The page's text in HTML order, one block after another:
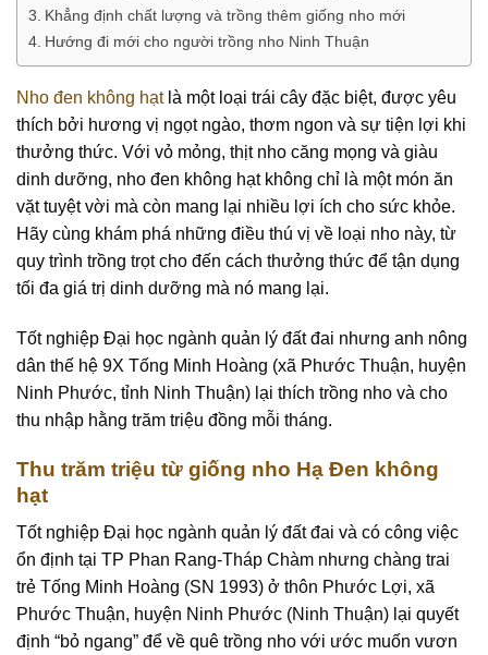
Khẳng định chất lượng và trồng thêm giống nho mới
Hướng đi mới cho người trồng nho Ninh Thuận
Nho đen không hạtlà một loại trái cây đặc biệt, được yêu
thích bởi hương vị ngọt ngào, thơm ngon và sự tiện lợi khi
thưởng thức. Với vỏ mỏng, thịt nho căng mọng và giàu
dinh dưỡng, nho đen không hạt không chỉ là một món ăn
vặt tuyệt vời mà còn mang lại nhiều lợi ích cho sức khỏe.
Hãy cùng khám phá những điều thú vị về loại nho này, từ
quy trình trồng trọt cho đến cách thưởng thức để tận dụng
tối đa giá trị dinh dưỡng mà nó mang lại.
Tốt nghiệp Đại học ngành quản lý đất đai nhưng anh nông
dân thế hệ 9X Tống Minh Hoàng (xã Phước Thuận, huyện
Ninh Phước, tỉnh Ninh Thuận) lại thích trồng nho và cho
thu nhập hằng trăm triệu đồng mỗi tháng.
Thu trăm triệu từ giống nho Hạ Đen không
hạt
Tốt nghiệp Đại học ngành quản lý đất đai và có công việc
ổn định tại TP Phan Rang-Tháp Chàm nhưng chàng trai
trẻ Tống Minh Hoàng (SN 1993) ở thôn Phước Lợi, xã
Phước Thuận, huyện Ninh Phước (Ninh Thuận) lại quyết
định “bỏ ngang” để về quê trồng nho với ước muốn vươn